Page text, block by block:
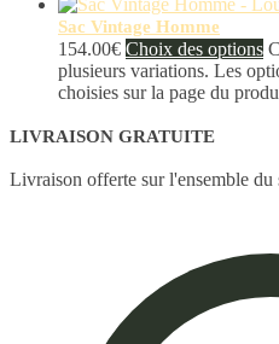
Sac Vintage Homme
154.00€ Choix des options
plusieurs variations. Les
choisies sur la page du
LIVRAISON GRATUITE
Livraison offerte sur l'ensemble du